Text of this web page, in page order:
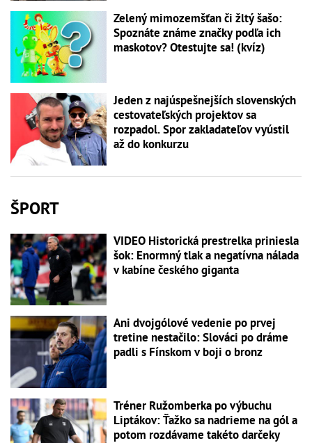
Zelený mimozemšťan či žltý šašo:
Spoznáte známe značky podľa ich
maskotov? Otestujte sa! (kvíz)
Jeden z najúspešnejších slovenských
cestovateľských projektov sa
rozpadol. Spor zakladateľov vyústil
až do konkurzu
ŠPORT
VIDEO Historická prestrelka priniesla
šok: Enormný tlak a negatívna nálada
v kabíne českého giganta
Ani dvojgólové vedenie po prvej
tretine nestačilo: Slováci po dráme
padli s Fínskom v boji o bronz
Tréner Ružomberka po výbuchu
Liptákov: Ťažko sa nadrieme na gól a
potom rozdávame takéto darčeky